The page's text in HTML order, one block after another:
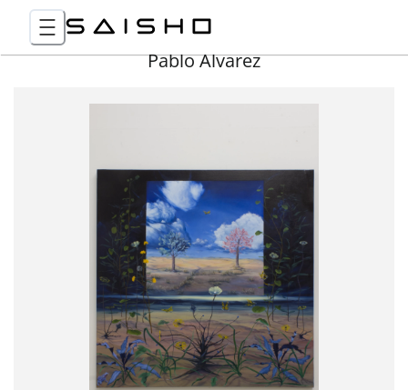
Pablo Álvarez